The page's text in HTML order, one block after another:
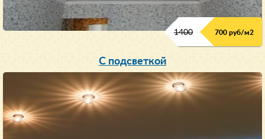
1400 700 руб/м2
С подсветкой